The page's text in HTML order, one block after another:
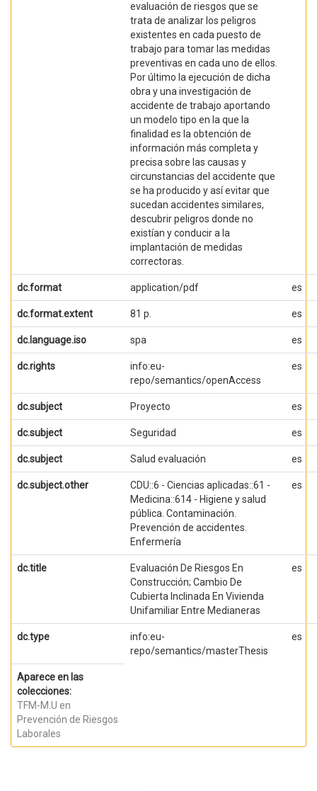
evaluación de riesgos que se
trata de analizar los peligros
existentes en cada puesto de
trabajo para tomar las medidas
preventivas en cada uno de ellos.
Por último la ejecución de dicha
obra y una investigación de
accidente de trabajo aportando
un modelo tipo en la que la
finalidad es la obtención de
información más completa y
precisa sobre las causas y
circunstancias del accidente que
se ha producido y así evitar que
sucedan accidentes similares,
descubrir peligros donde no
existían y conducir a la
implantación de medidas
correctoras.
dc.format application/pdf es
dc.format.extent 81 p. es
dc.language.iso spa es
dc.rights
info:eu-
repo/semantics/openAccess
es
dc.subject Proyecto es
dc.subject Seguridad es
dc.subject Salud evaluación es
dc.subject.other
CDU::6 - Ciencias aplicadas::61 -
Medicina::614 - Higiene y salud
pública. Contaminación.
Prevención de accidentes.
Enfermería
es
dc.title
Evaluación De Riesgos En
Construcción; Cambio De
Cubierta Inclinada En Vivienda
Unifamiliar Entre Medianeras
es
dc.type
info:eu-
repo/semantics/masterThesis
es
Aparece en las
colecciones:
TFM-M.U en
Prevención de Riesgos
Laborales